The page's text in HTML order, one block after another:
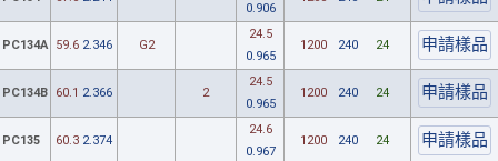
0.906
PC134A 59.6 2.346 G2
24.5
0.965
1200 240 24
PC134B 60.1 2.366 2
24.5
0.965
1200 240 24
PC135 60.3 2.374
24.6
0.967
1200 240 24